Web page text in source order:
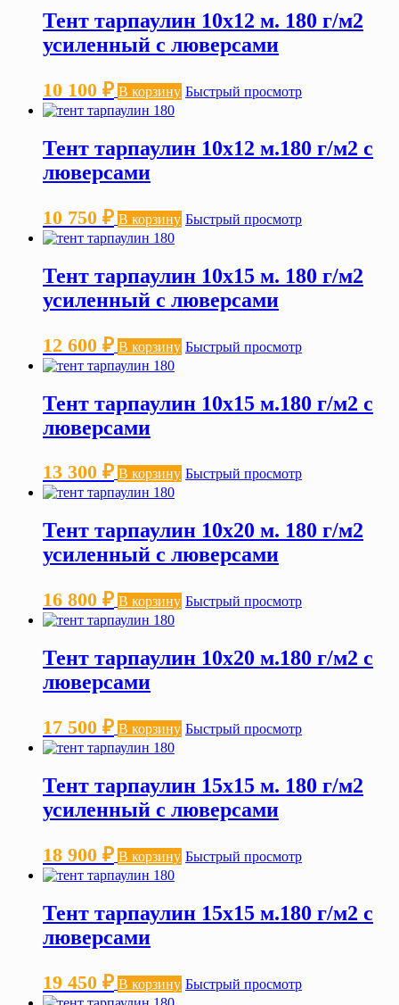
Тент тарпаулин 10х12 м. 180 г/м2
усиленный с люверсами
10 100 ₽ В корзину Быстрый просмотр
Тент тарпаулин 10х12 м.180 г/м2 с
люверсами
10 750 ₽ В корзину Быстрый просмотр
Тент тарпаулин 10х15 м. 180 г/м2
усиленный с люверсами
12 600 ₽ В корзину Быстрый просмотр
Тент тарпаулин 10х15 м.180 г/м2 с
люверсами
13 300 ₽ В корзину Быстрый просмотр
Тент тарпаулин 10х20 м. 180 г/м2
усиленный с люверсами
16 800 ₽ В корзину Быстрый просмотр
Тент тарпаулин 10х20 м.180 г/м2 с
люверсами
17 500 ₽ В корзину Быстрый просмотр
Тент тарпаулин 15х15 м. 180 г/м2
усиленный с люверсами
18 900 ₽ В корзину Быстрый просмотр
Тент тарпаулин 15х15 м.180 г/м2 с
люверсами
19 450 ₽ В корзину Быстрый просмотр